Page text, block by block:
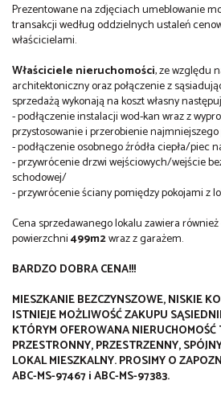
Prezentowane na zdjęciach umeblowanie
transakcji według oddzielnych ustaleń
właścicielami.
Właściciele nieruchomości, ze względu
architektoniczny oraz połączenie z
sprzedażą wykonają na koszt własny
- podłączenie instalacji wod-kan wraz z
przystosowanie i przerobienie
- podłączenie osobnego źródła ciepła/piec
- przywrócenie drzwi wejściowych/wejście
schodowej/
- przywrócenie ściany pomiędzy pokojami z
Cena sprzedawanego lokalu zawiera również
powierzchni499m2wraz z garażem.
BARDZO DOBRA CENA!!!
MIESZKANIE BEZCZYNSZOWE, NISKIE
ISTNIEJE MOŻLIWOŚĆ ZAKUPU
KTÓRYM OFEROWANA
PRZESTRONNY, PRZESTRZENNY,
LOKAL MIESZKALNY. PROSIMY O
ABC-MS-97467 i ABC-MS-97383.